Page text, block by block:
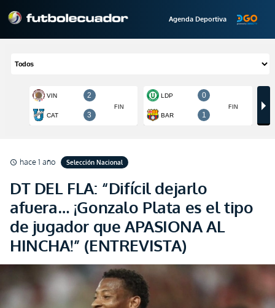
Agenda Deportiva
schedule hace 1 año Selección Nacional
DT DEL FLA: “Difícil dejarlo
afuera… ¡Gonzalo Plata es el tipo
de jugador que APASIONA AL
HINCHA!” (ENTREVISTA)